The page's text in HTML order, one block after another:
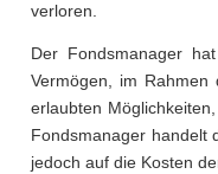
verloren.
Der Fondsmanager
Vermögen, im
erlaubten
Fondsmanager handelt
jedoch auf die Kosten